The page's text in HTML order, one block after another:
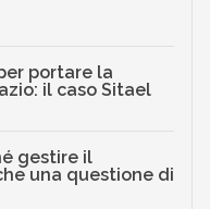
portare la
il caso Sitael
gestire il
una questione di